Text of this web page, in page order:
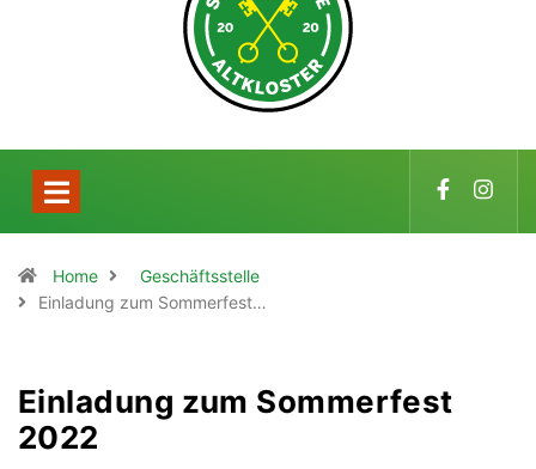
Home
Geschäftsstelle
Einladung zum Sommerfest…
Einladung zum Sommerfest
2022